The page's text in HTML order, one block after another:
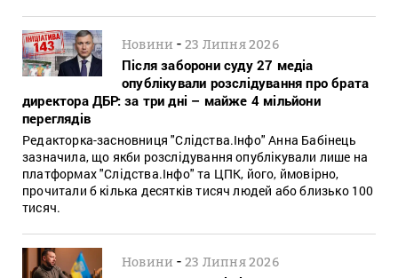
Новини -23 Липня 2026
Після заборони суду 27 медіа
опублікували розслідування про брата
директора ДБР: за три дні – майже 4 мільйони
переглядів
Редакторка-засновниця "Слідства.Інфо" Анна Бабінець
зазначила, що якби розслідування опублікували лише на
платформах "Слідства.Інфо" та ЦПК, його, ймовірно,
прочитали б кілька десятків тисяч людей або близько 100
тисяч.
Новини -23 Липня 2026